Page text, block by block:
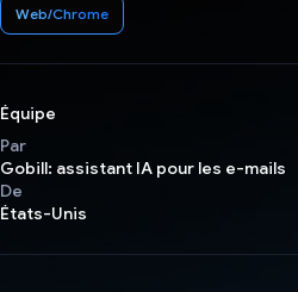
Web/Chrome
Équipe
Par
Gobill: assistant IA pour les e-mails
De
États-Unis